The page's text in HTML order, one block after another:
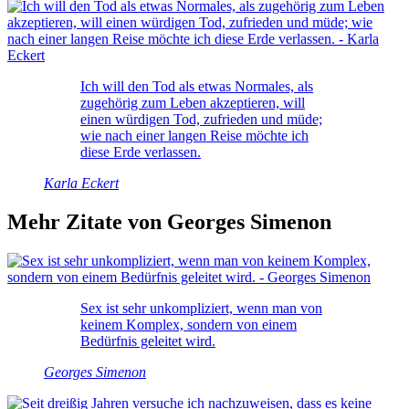
Ich will den Tod als etwas Normales, als
zugehörig zum Leben akzeptieren, will
einen würdigen Tod, zufrieden und müde;
wie nach einer langen Reise möchte ich
diese Erde verlassen.
Karla Eckert
Mehr Zitate von Georges Simenon
Sex ist sehr unkompliziert, wenn man von
keinem Komplex, sondern von einem
Bedürfnis geleitet wird.
Georges Simenon